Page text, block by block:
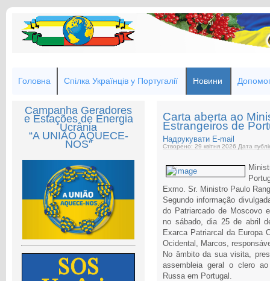
Головна Спілка Українців у Португалії Новини
Campanha Geradores
e Estações de Energia
Ucrânia
“A UNIÃO AQUECE-
NOS”
Carta aberta ao
Estrangeiros de
Надрукувати E-mail
Створено: 29 квітня 2026 Дата
Exmo. Sr. Ministro Paulo
Segundo informação
do Patriarcado de Moscovo
no sábado, dia 25 de abril
Exarca Patriarcal da Europa
Ocidental, Marcos,
No âmbito da sua visita,
assembleia geral o clero
Russa em Portugal.